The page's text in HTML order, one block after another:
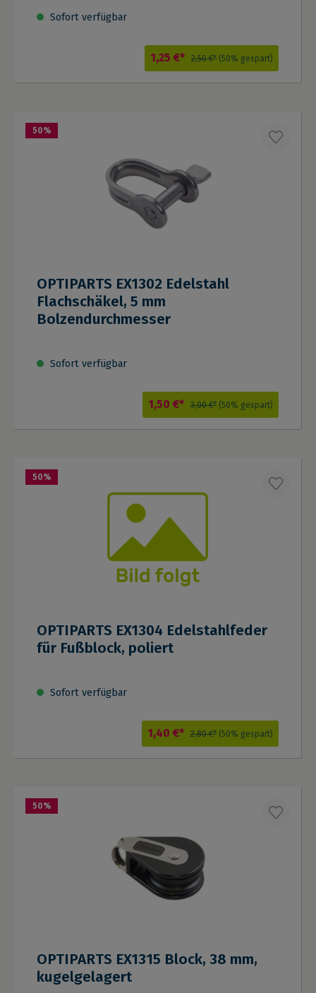
Sofort verfügbar
1,25 €* 2,50 €* (50% gespart)
50%
OPTIPARTS EX1302 Edelstahl
Flachschäkel, 5 mm
Bolzendurchmesser
Sofort verfügbar
1,50 €* 3,00 €* (50% gespart)
50%
OPTIPARTS EX1304 Edelstahlfeder
für Fußblock, poliert
Sofort verfügbar
1,40 €* 2,80 €* (50% gespart)
50%
OPTIPARTS EX1315 Block, 38 mm,
kugelgelagert